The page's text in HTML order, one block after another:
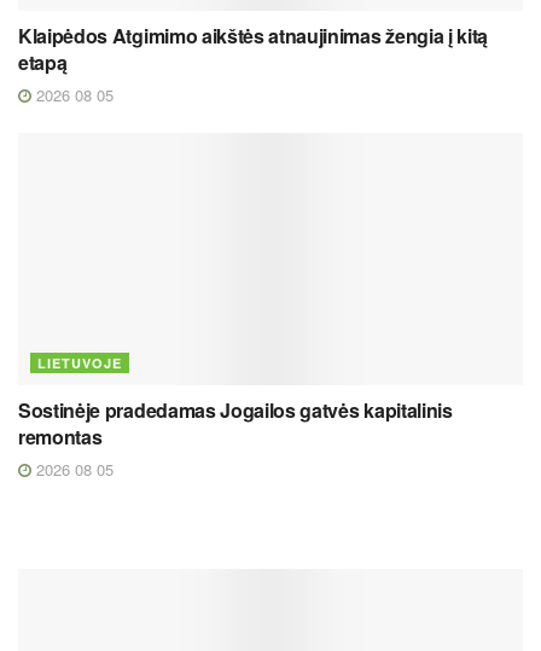
Klaipėdos Atgimimo aikštės atnaujinimas žengia į kitą
etapą
2026 08 05
LIETUVOJE
Sostinėje pradedamas Jogailos gatvės kapitalinis
remontas
2026 08 05